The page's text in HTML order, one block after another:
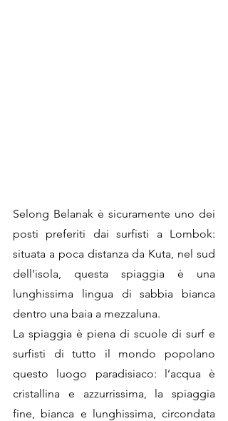
Selong Belanak è sicuramente uno dei
posti preferiti dai surfisti a Lombok:
situata a poca distanza da Kuta, nel sud
dell’isola, questa spiaggia è una
lunghissima lingua di sabbia bianca
dentro una baia a mezzaluna.
La spiaggia è piena di scuole di surf e
surfisti di tutto il mondo popolano
questo luogo paradisiaco: l’acqua è
cristallina e azzurrissima, la spiaggia
fine, bianca e lunghissima, circondata